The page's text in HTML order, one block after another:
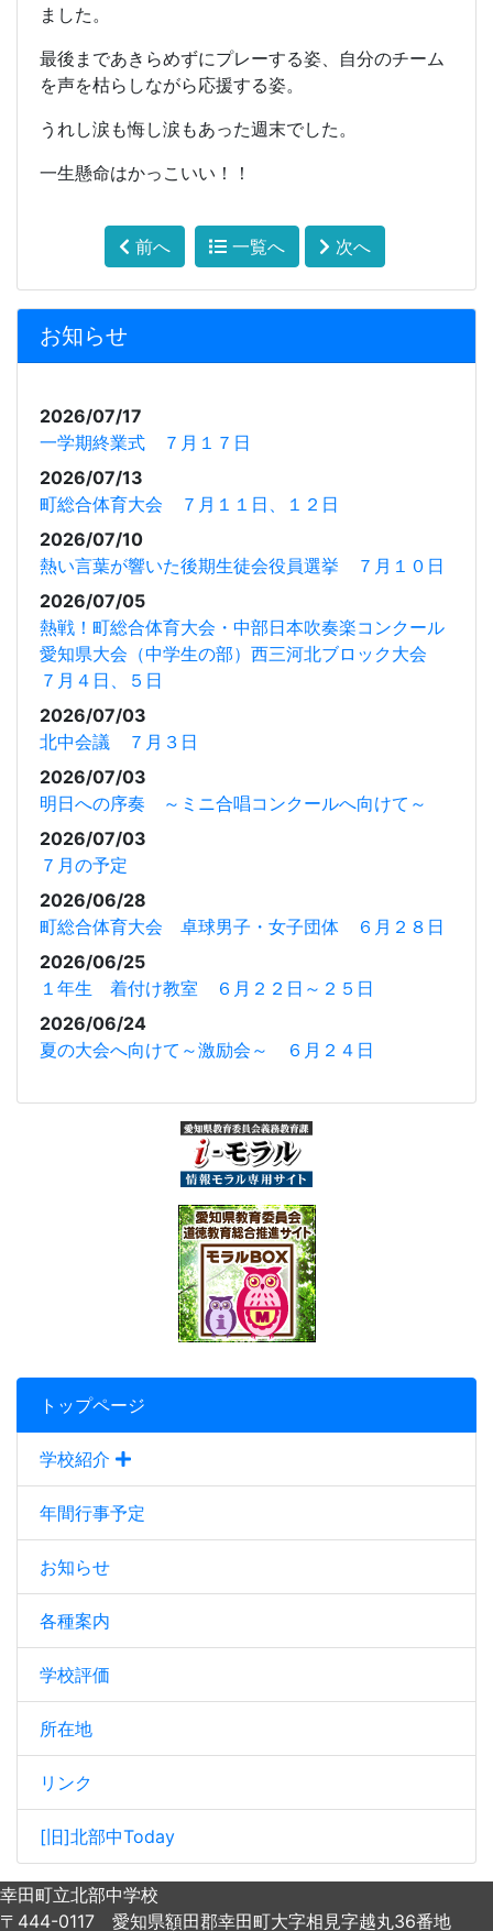
トップページ
学校紹介
年間行事予定
お知らせ
各種案内
学校評価
所在地
リンク
[旧]北部中Today
ました。
最後まであきらめずにプレーする姿、自分のチーム
を声を枯らしながら応援する姿。
うれし涙も悔し涙もあった週末でした。
一生懸命はかっこいい！！
前へ 一覧へ 次へ
お知らせ
2026/07/17
一学期終業式 ７月１７日
2026/07/13
町総合体育大会 ７月１１日、１２日
2026/07/10
熱い言葉が響いた後期生徒会役員選挙 ７月１０日
2026/07/05
熱戦！町総合体育大会・中部日本吹奏楽コンクール
愛知県大会（中学生の部）西三河北ブロック大会
７月４日、５日
2026/07/03
北中会議 ７月３日
2026/07/03
明日への序奏 ～ミニ合唱コンクールへ向けて～
2026/07/03
７月の予定
2026/06/28
町総合体育大会 卓球男子・女子団体 ６月２８日
2026/06/25
１年生 着付け教室 ６月２２日～２５日
2026/06/24
夏の大会へ向けて～激励会～ ６月２４日
幸田町立北部中学校
〒444-0117 愛知県額田郡幸田町大字相見字越丸36番地